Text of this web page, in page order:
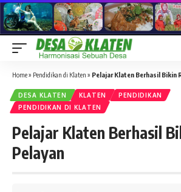
Home» Pendidikan di Klaten » Pelajar Klaten Berhasil Bikin
DESA KLATEN KLATEN
PENDIDIKAN
PENDIDIKAN DI KLATEN
Pelajar Klaten Berhasil
Pelayan